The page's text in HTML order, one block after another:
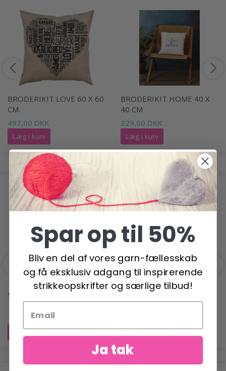
BRODERIKIT LOVE 60 X 60
CM
497,00 DKK
Læg i kurv
BRODERIKIT HOME 40 X
40 CM
229,00 DKK
Læg i kurv
ANDRE HAR OGSÅ SET
96260 BUNNY FRIENDS
156,00 DKK
Læg i kurv
GJESTAL BABY ULL
Se produktet
Spar op til 50%
Bliv en del af vores garn-fællesskab
og få eksklusiv adgang til inspirerende
strikkeopskrifter og særlige tilbud!
Ja tak